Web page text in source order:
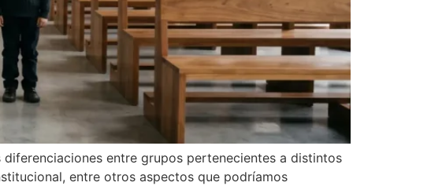
entre grupos pertenecientes a distintos
entre otros aspectos que podríamos